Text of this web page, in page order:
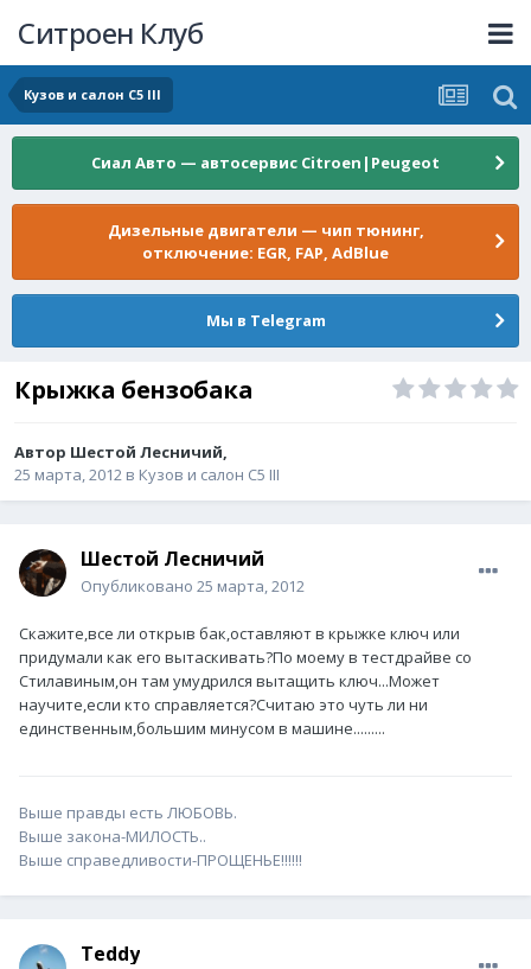
Ситроен Клуб
Кузов и салон C5 III
Сиал Авто — автосервис Citroen|Peugeot
Дизельные двигатели — чип тюнинг,
отключение: EGR, FAP, AdBlue
Мы в Telegram
Крыжка бензобака
Автор Шестой Лесничий,
25 марта, 2012 в Кузов и салон C5 III
Шестой Лесничий
Опубликовано 25 марта, 2012
Скажите,все ли открыв бак,оставляют в крыжке ключ или
придумали как его вытаскивать?По моему в тестдрайве со
Стилавиным,он там умудрился вытащить ключ...Может
научите,если кто справляется?Считаю это чуть ли ни
единственным,большим минусом в машине.........
Выше правды есть ЛЮБОВЬ.
Выше закона-МИЛОСТЬ..
Выше справедливости-ПРОЩЕНЬЕ!!!!!!
Teddy